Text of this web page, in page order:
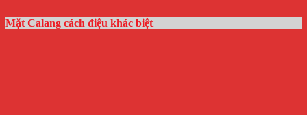
Mặt Calang cách điệu khác biệt